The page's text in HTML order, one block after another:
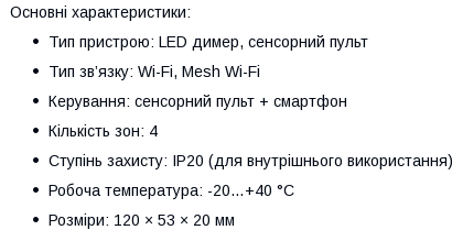
Основні характеристики:
Тип пристрою: LED димер, сенсорний пульт
Тип зв’язку: Wi-Fi, Mesh Wi-Fi
Керування: сенсорний пульт + смартфон
Кількість зон: 4
Ступінь захисту: IP20 (для внутрішнього використання)
Робоча температура: -20…+40 °C
Розміри: 120 × 53 × 20 мм